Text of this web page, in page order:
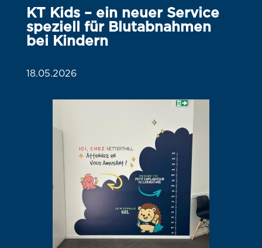
KT Kids – ein neuer Service
speziell für Blutabnahmen
bei Kindern
18.05.2026